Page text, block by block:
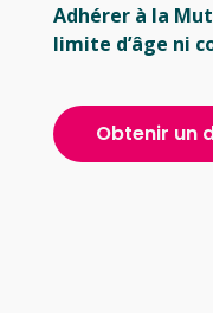
Adhérer à la
limite d’âge ni
Obtenir un